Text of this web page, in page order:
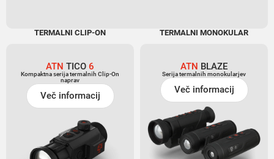
TERMALNI CLIP-ON
ATN TICO 6
Kompaktna serija termalnih Clip-On
naprav
Več informacij
TERMALNI MONOKULAR
ATN BLAZE
Serija termalnih monokularjev
Več informacij